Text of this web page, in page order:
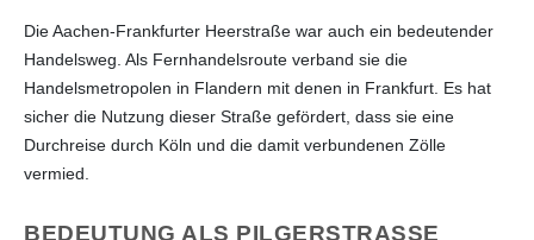
Die Aachen-Frankfurter Heerstraße war auch ein bedeutender
Handelsweg. Als Fernhandelsroute verband sie die
Handelsmetropolen in Flandern mit denen in Frankfurt. Es hat
sicher die Nutzung dieser Straße gefördert, dass sie eine
Durchreise durch Köln und die damit verbundenen Zölle
vermied.
BEDEUTUNG ALS PILGERSTRASSE